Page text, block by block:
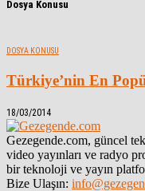
Dosya Konusu
DOSYA KONUSU
Türkiye’nin En
18/03/2014
Gezegende.com, güncel
video yayınları ve radyo
bir teknoloji ve yayın
Bize Ulaşın: